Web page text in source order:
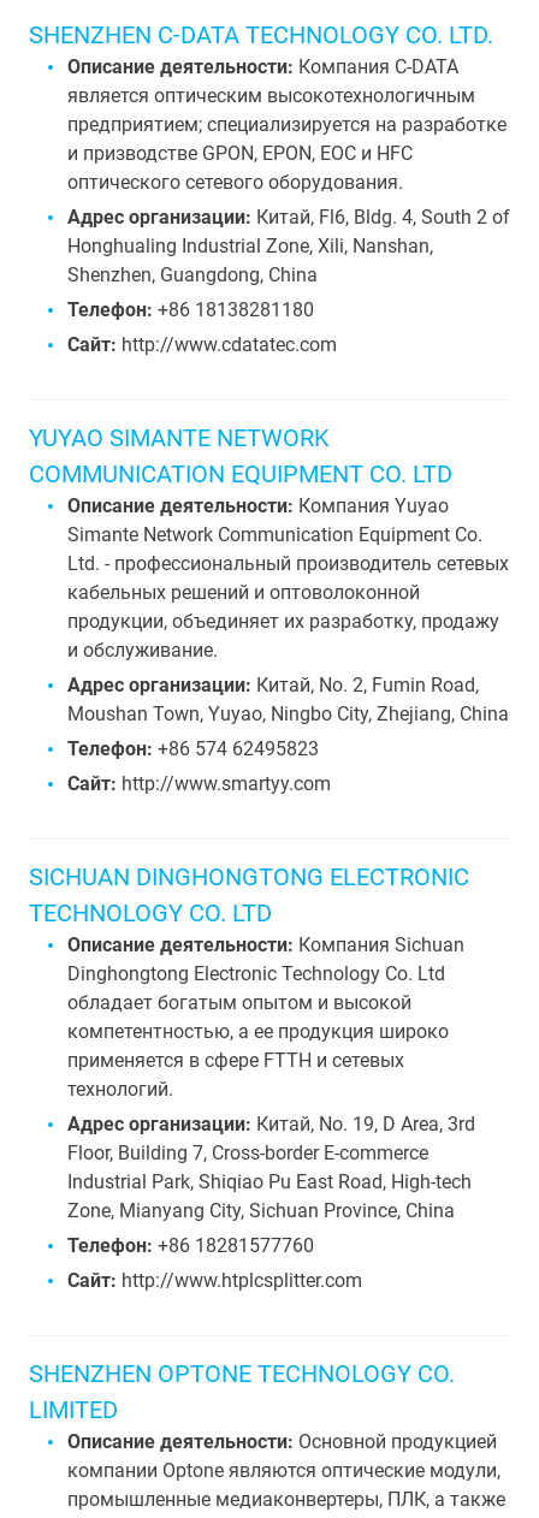
SHENZHEN C-DATA TECHNOLOGY CO. LTD.
Описание деятельности: Компания C-DATA
является оптическим высокотехнологичным
предприятием; специализируется на разработке
и призводстве GPON, EPON, EOC и HFC
оптического сетевого оборудования.
Адрес организации: Китай, Fl6, Bldg. 4, South 2 of
Honghualing Industrial Zone, Xili, Nanshan,
Shenzhen, Guangdong, China
Телефон: +86 18138281180
Сайт: http://www.cdatatec.com
YUYAO SIMANTE NETWORK
COMMUNICATION EQUIPMENT CO. LTD
Описание деятельности: Компания Yuyao
Simante Network Communication Equipment Co.
Ltd. - профессиональный производитель сетевых
кабельных решений и оптоволоконной
продукции, объединяет их разработку, продажу
и обслуживание.
Адрес организации: Китай, No. 2, Fumin Road,
Moushan Town, Yuyao, Ningbo City, Zhejiang, China
Телефон: +86 574 62495823
Сайт: http://www.smartyy.com
SICHUAN DINGHONGTONG ELECTRONIC
TECHNOLOGY CO. LTD
Описание деятельности: Компания Sichuan
Dinghongtong Electronic Technology Co. Ltd
обладает богатым опытом и высокой
компетентностью, а ее продукция широко
применяется в сфере FTTH и сетевых
технологий.
Адрес организации: Китай, No. 19, D Area, 3rd
Floor, Building 7, Cross-border E-commerce
Industrial Park, Shiqiao Pu East Road, High-tech
Zone, Mianyang City, Sichuan Province, China
Телефон: +86 18281577760
Сайт: http://www.htplcsplitter.com
SHENZHEN OPTONE TECHNOLOGY CO.
LIMITED
Описание деятельности: Основной продукцией
компании Optone являются оптические модули,
промышленные медиаконвертеры, ПЛК, а также